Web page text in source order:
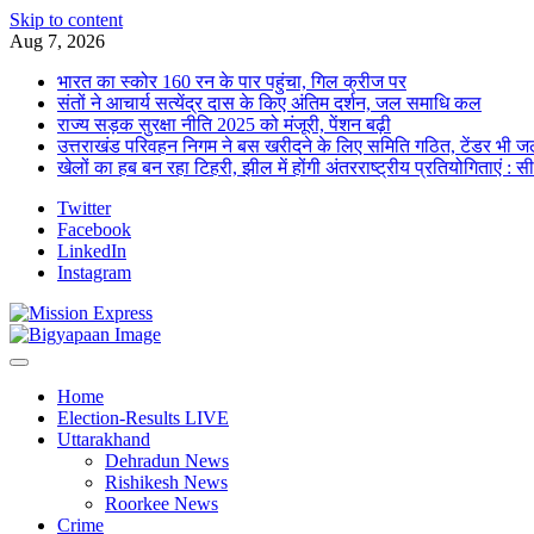
Skip to content
Aug 7, 2026
भारत का स्कोर 160 रन के पार पहुंचा, गिल क्रीज पर
संतों ने आचार्य सत्येंद्र दास के किए अंतिम दर्शन, जल समाधि कल
राज्य सड़क सुरक्षा नीति 2025 को मंजूरी, पेंशन बढ़ी
उत्तराखंड परिवहन निगम ने बस खरीदने के लिए समिति गठित, टेंडर भी
खेलों का हब बन रहा टिहरी, झील में होंगी अंतरराष्ट्रीय प्रतियोगिताएं :
Twitter
Facebook
LinkedIn
Instagram
Home
Election-Results LIVE
Uttarakhand
Dehradun News
Rishikesh News
Roorkee News
Crime